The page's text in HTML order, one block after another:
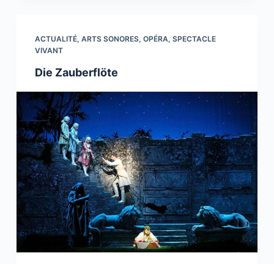
ACTUALITÉ, ARTS SONORES, OPÉRA, SPECTACLE
VIVANT
Die Zauberflöte